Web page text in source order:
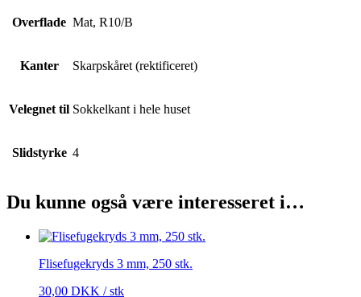
Overflade Mat, R10/B
Kanter Skarpskåret (rektificeret)
Velegnet til Sokkelkant i hele huset
Slidstyrke 4
Du kunne også være interesseret i…
Flisefugekryds 3 mm, 250 stk.
30,00 DKK / stk